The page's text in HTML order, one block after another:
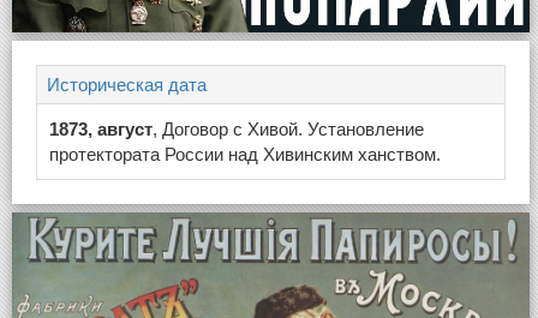
Историческая дата
1873, август, Договор с Хивой. Установление
протектората России над Хивинским ханством.